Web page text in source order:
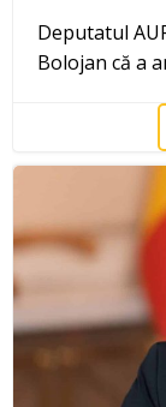
Deputatul
Bolojan că a